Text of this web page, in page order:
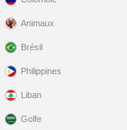
Animaux
Brésil
Philippines
Liban
Golfe